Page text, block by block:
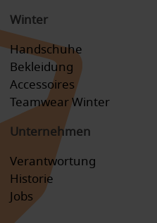
Winter
Handschuhe
Bekleidung
Accessoires
Teamwear Winter
Unternehmen
Verantwortung
Historie
Jobs